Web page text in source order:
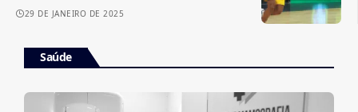
29 DE JANEIRO DE 2025
Saúde